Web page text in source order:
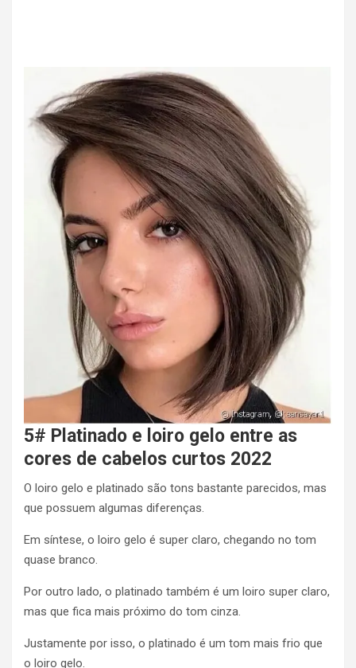
5# Platinado e loiro gelo entre as
cores de cabelos curtos 2022
O loiro gelo e platinado são tons bastante parecidos, mas
que possuem algumas diferenças.
Em síntese, o loiro gelo é super claro, chegando no tom
quase branco.
Por outro lado, o platinado também é um loiro super claro,
mas que fica mais próximo do tom cinza.
Justamente por isso, o platinado é um tom mais frio que
o loiro gelo.